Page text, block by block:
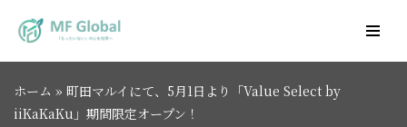
テ
ン
ホーム » 町田マルイにて、5月1日より「Value Select by
iiKaKaKu」期間限定オープン！